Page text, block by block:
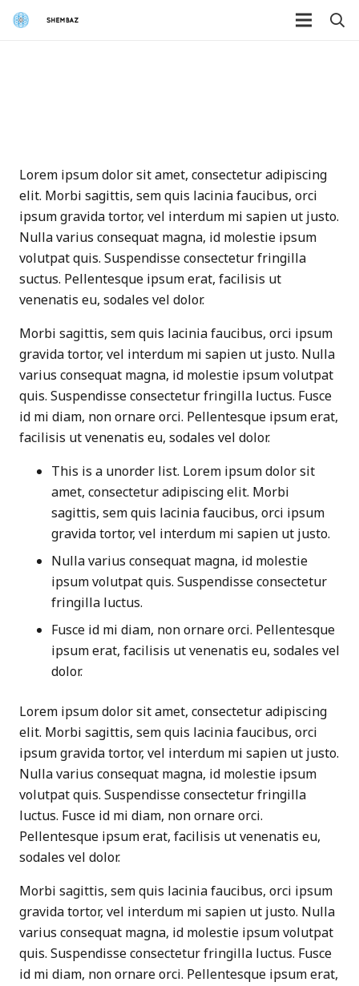
Lorem ipsum dolor sit amet, consectetur adipiscing
elit. Morbi sagittis, sem quis lacinia faucibus, orci
ipsum gravida tortor, vel interdum mi sapien ut justo.
Nulla varius consequat magna, id molestie ipsum
volutpat quis. Suspendisse consectetur fringilla
suctus. Pellentesque ipsum erat, facilisis ut
venenatis eu, sodales vel dolor.
Morbi sagittis, sem quis lacinia faucibus, orci ipsum
gravida tortor, vel interdum mi sapien ut justo. Nulla
varius consequat magna, id molestie ipsum volutpat
quis. Suspendisse consectetur fringilla luctus. Fusce
id mi diam, non ornare orci. Pellentesque ipsum erat,
facilisis ut venenatis eu, sodales vel dolor.
This is a unorder list. Lorem ipsum dolor sit
amet, consectetur adipiscing elit. Morbi
sagittis, sem quis lacinia faucibus, orci ipsum
gravida tortor, vel interdum mi sapien ut justo.
Nulla varius consequat magna, id molestie
ipsum volutpat quis. Suspendisse consectetur
fringilla luctus.
Fusce id mi diam, non ornare orci. Pellentesque
ipsum erat, facilisis ut venenatis eu, sodales vel
dolor.
Lorem ipsum dolor sit amet, consectetur adipiscing
elit. Morbi sagittis, sem quis lacinia faucibus, orci
ipsum gravida tortor, vel interdum mi sapien ut justo.
Nulla varius consequat magna, id molestie ipsum
volutpat quis. Suspendisse consectetur fringilla
luctus. Fusce id mi diam, non ornare orci.
Pellentesque ipsum erat, facilisis ut venenatis eu,
sodales vel dolor.
Morbi sagittis, sem quis lacinia faucibus, orci ipsum
gravida tortor, vel interdum mi sapien ut justo. Nulla
varius consequat magna, id molestie ipsum volutpat
quis. Suspendisse consectetur fringilla luctus. Fusce
id mi diam, non ornare orci. Pellentesque ipsum erat,